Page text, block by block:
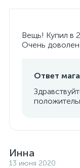
Вещь! Купил в
Очень
Ответ
Инна
13 июня 2020